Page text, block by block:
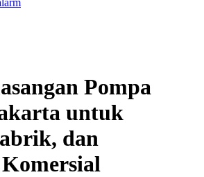
Pompa
untuk
dan